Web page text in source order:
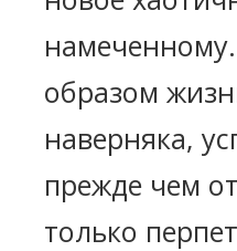
образом
наверняка,
прежде чем
только